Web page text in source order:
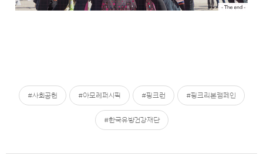
#사회공헌 #아모레퍼시픽 #핑크런 #핑크리본캠페인
#한국유방건강재단